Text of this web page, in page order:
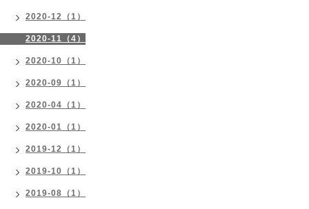
2020-12（1）
2020-11（4）
2020-10（1）
2020-09（1）
2020-04（1）
2020-01（1）
2019-12（1）
2019-10（1）
2019-08（1）